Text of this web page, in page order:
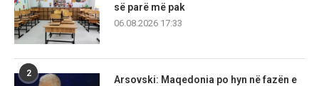
së parë më pak
06.08.2026 17:33
2
Arsovski: Maqedonia po hyn në fazën e